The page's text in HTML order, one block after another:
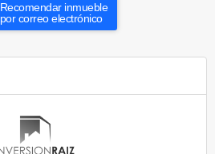
Recomendar inmueble
por correo electrónico